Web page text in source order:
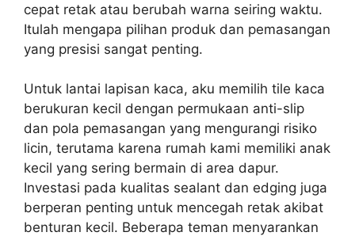
cepat retak atau berubah warna seiring waktu.
Itulah mengapa pilihan produk dan pemasangan
yang presisi sangat penting.
Untuk lantai lapisan kaca, aku memilih tile kaca
berukuran kecil dengan permukaan anti-slip
dan pola pemasangan yang mengurangi risiko
licin, terutama karena rumah kami memiliki anak
kecil yang sering bermain di area dapur.
Investasi pada kualitas sealant dan edging juga
berperan penting untuk mencegah retak akibat
benturan kecil. Beberapa teman menyarankan